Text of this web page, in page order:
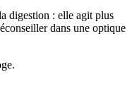
digestion : elle agit plus
dans une optique